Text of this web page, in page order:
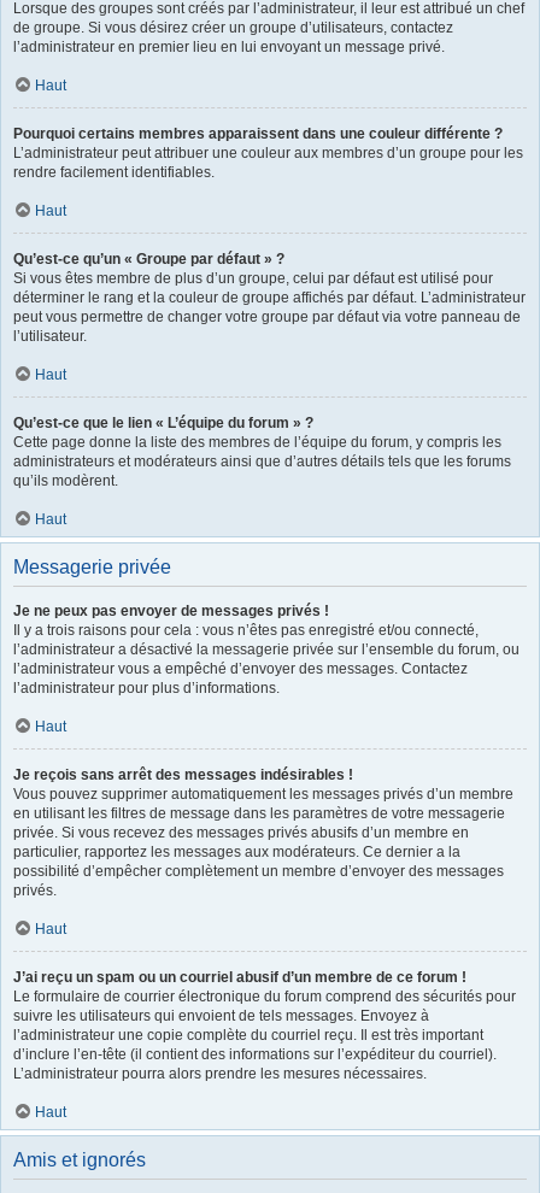
Lorsque des groupes sont créés par l’administrateur, il leur est attribué un chef
de groupe. Si vous désirez créer un groupe d’utilisateurs, contactez
l’administrateur en premier lieu en lui envoyant un message privé.
Haut
Pourquoi certains membres apparaissent dans une couleur différente ?
L’administrateur peut attribuer une couleur aux membres d’un groupe pour les
rendre facilement identifiables.
Haut
Qu’est-ce qu’un « Groupe par défaut » ?
Si vous êtes membre de plus d’un groupe, celui par défaut est utilisé pour
déterminer le rang et la couleur de groupe affichés par défaut. L’administrateur
peut vous permettre de changer votre groupe par défaut via votre panneau de
l’utilisateur.
Haut
Qu’est-ce que le lien « L’équipe du forum » ?
Cette page donne la liste des membres de l’équipe du forum, y compris les
administrateurs et modérateurs ainsi que d’autres détails tels que les forums
qu’ils modèrent.
Haut
Messagerie privée
Je ne peux pas envoyer de messages privés !
Il y a trois raisons pour cela : vous n’êtes pas enregistré et/ou connecté,
l’administrateur a désactivé la messagerie privée sur l’ensemble du forum, ou
l’administrateur vous a empêché d’envoyer des messages. Contactez
l’administrateur pour plus d’informations.
Haut
Je reçois sans arrêt des messages indésirables !
Vous pouvez supprimer automatiquement les messages privés d’un membre
en utilisant les filtres de message dans les paramètres de votre messagerie
privée. Si vous recevez des messages privés abusifs d’un membre en
particulier, rapportez les messages aux modérateurs. Ce dernier a la
possibilité d’empêcher complètement un membre d’envoyer des messages
privés.
Haut
J’ai reçu un spam ou un courriel abusif d’un membre de ce forum !
Le formulaire de courrier électronique du forum comprend des sécurités pour
suivre les utilisateurs qui envoient de tels messages. Envoyez à
l’administrateur une copie complète du courriel reçu. Il est très important
d’inclure l’en-tête (il contient des informations sur l’expéditeur du courriel).
L’administrateur pourra alors prendre les mesures nécessaires.
Haut
Amis et ignorés